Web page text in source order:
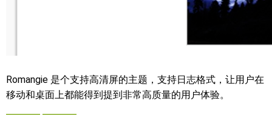
Romangie 是个支持高清屏的主题，支持日志格式，让用户在
移动和桌面上都能得到提到非常高质量的用户体验。